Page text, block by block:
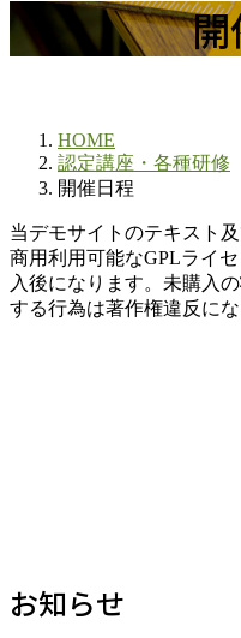
開
HOME
認定講座・各種研修
開催日程
当デモサイトのテキスト
商用利用可能なGPLライ
入後になります。未購入
する行為は著作権違反にな
お知らせ